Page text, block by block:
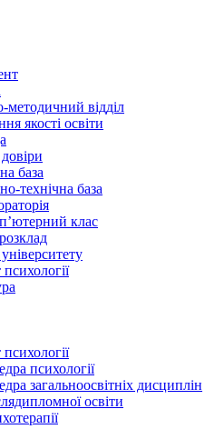
методичний відділ
якості освіти
база
технічна база
клас
психології
загальноосвітніх дисциплін
освіти